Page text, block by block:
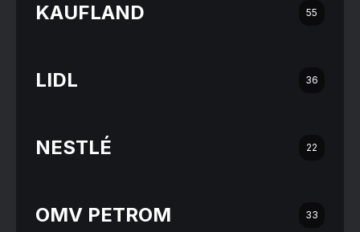
KAUFLAND 55
LIDL 36
NESTLÉ 22
OMV PETROM 33